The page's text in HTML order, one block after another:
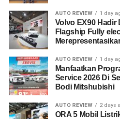
AUTO REVIEW 1 day
Volvo EX90 Hadir
Flagship Fully
AUTO REVIEW 1 day
Manfaatkan
Service 2026 Di
Bodi Mitshubishi
AUTO REVIEW 2 days
ORA 5 Mobil